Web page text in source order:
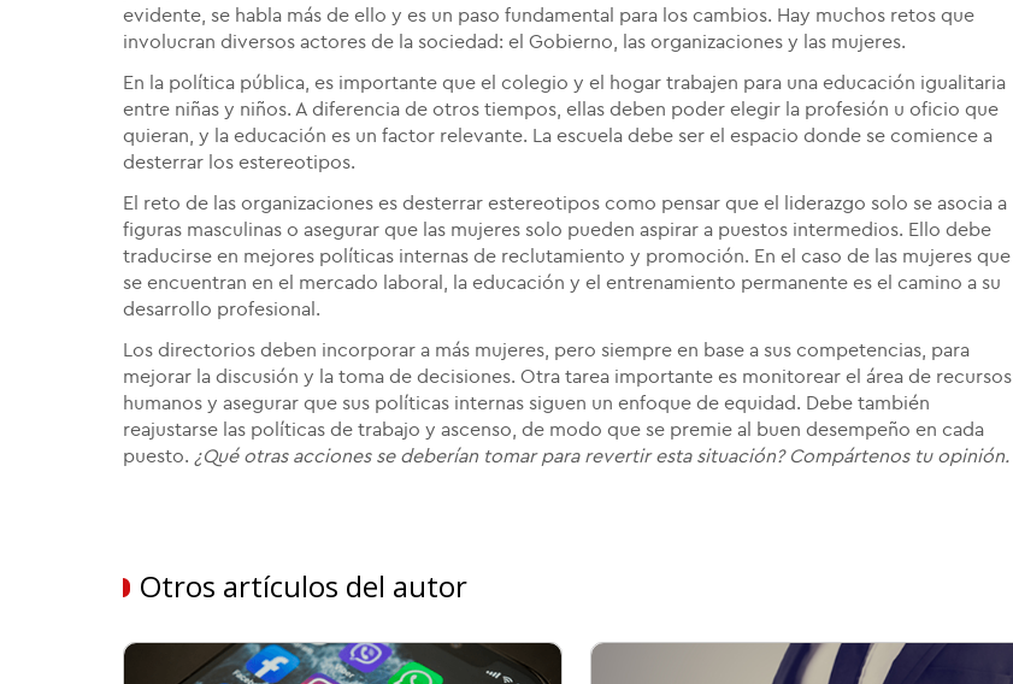
evidente, se habla más de ello y es un paso fundamental para los cambios. Hay muchos retos que
involucran diversos actores de la sociedad: el Gobierno, las organizaciones y las mujeres.
En la política pública, es importante que el colegio y el hogar trabajen para una educación igualitaria
entre niñas y niños. A diferencia de otros tiempos, ellas deben poder elegir la profesión u oficio que
quieran, y la educación es un factor relevante. La escuela debe ser el espacio donde se comience a
desterrar los estereotipos.
El reto de las organizaciones es desterrar estereotipos como pensar que el liderazgo solo se asocia a
figuras masculinas o asegurar que las mujeres solo pueden aspirar a puestos intermedios. Ello debe
traducirse en mejores políticas internas de reclutamiento y promoción. En el caso de las mujeres que
se encuentran en el mercado laboral, la educación y el entrenamiento permanente es el camino a su
desarrollo profesional.
Los directorios deben incorporar a más mujeres, pero siempre en base a sus competencias, para
mejorar la discusión y la toma de decisiones. Otra tarea importante es monitorear el área de recursos
humanos y asegurar que sus políticas internas siguen un enfoque de equidad. Debe también
reajustarse las políticas de trabajo y ascenso, de modo que se premie al buen desempeño en cada
puesto. ¿Qué otras acciones se deberían tomar para revertir esta situación? Compártenos tu opinión.
Otros artículos del autor